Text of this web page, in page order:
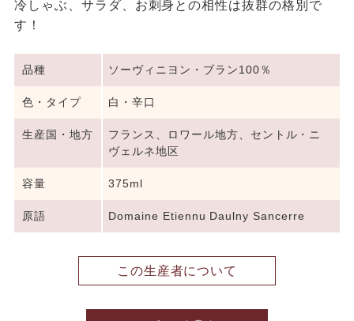
冷しゃぶ、サラダ、お刺身との相性は抜群の格別で
す！
品種 ソーヴィニヨン・ブラン100％
色・タイプ 白・辛口
生産国・地方
フランス、ロワール地方、セントル・ニ
ヴェルネ地区
容量 375ml
原語 Domaine Etiennu Daulny Sancerre
この生産者について